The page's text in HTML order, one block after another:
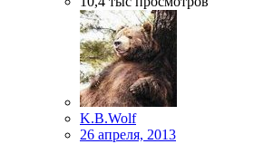
K.B.Wolf
26 апреля, 2013